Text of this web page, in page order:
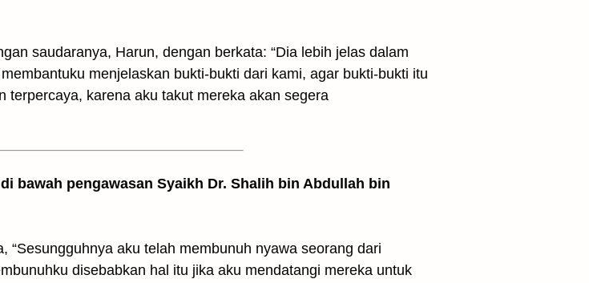
saudaranya, Harun, dengan berkata: “Dia lebih jelas dalam
menjelaskan bukti-bukti dari kami, agar bukti-bukti itu
terpercaya, karena aku takut mereka akan segera
bawah pengawasan Syaikh Dr. Shalih bin Abdullah bin
aku telah membunuh nyawa seorang dari
disebabkan hal itu jika aku mendatangi mereka untuk